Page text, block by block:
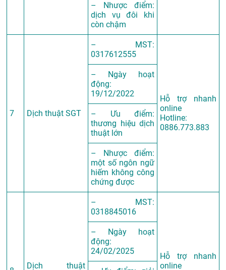
– Nhược điểm:
dịch vụ đôi khi
còn chậm
7 Dịch thuật SGT
– MST:
0317612555
Hỗ trợ nhanh
online
Hotline:
0886.773.883
– Ngày hoạt
động:
19/12/2022
– Ưu điểm:
thương hiệu dịch
thuật lớn
– Nhược điểm:
một số ngôn ngữ
hiếm không công
chứng được
Dịch thuật
– MST:
0318845016
Hỗ trợ nhanh
online
– Ngày hoạt
động:
24/02/2025